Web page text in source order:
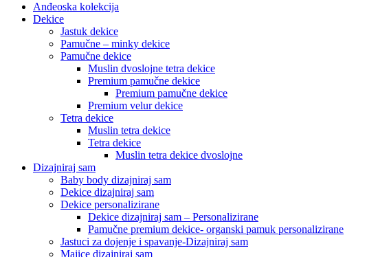
Anđeoska kolekcija
Dekice
Jastuk dekice
Pamučne – minky dekice
Pamučne dekice
Muslin dvoslojne tetra dekice
Premium pamučne dekice
Premium pamučne dekice
Premium velur dekice
Tetra dekice
Muslin tetra dekice
Tetra dekice
Muslin tetra dekice dvoslojne
Dizajniraj sam
Baby body dizajniraj sam
Dekice dizajniraj sam
Dekice personalizirane
Dekice dizajniraj sam – Personalizirane
Pamučne premium dekice- organski pamuk personalizirane
Jastuci za dojenje i spavanje-Dizajniraj sam
Majice dizajniraj sam